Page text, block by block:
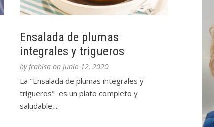
Ensalada de plumas
integrales y trigueros
byfrabisa on junio 12, 2020
La "Ensalada de plumas integrales y
trigueros" es un plato completo y
saludable,...